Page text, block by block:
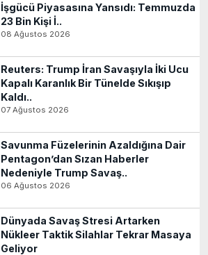
İşgücü Piyasasına Yansıdı: Temmuzda
23 Bin Kişi İ..
08 Ağustos 2026
Reuters: Trump İran Savaşıyla İki Ucu
Kapalı Karanlık Bir Tünelde Sıkışıp
Kaldı..
07 Ağustos 2026
Savunma Füzelerinin Azaldığına Dair
Pentagon’dan Sızan Haberler
Nedeniyle Trump Savaş..
06 Ağustos 2026
Dünyada Savaş Stresi Artarken
Nükleer Taktik Silahlar Tekrar Masaya
Geliyor